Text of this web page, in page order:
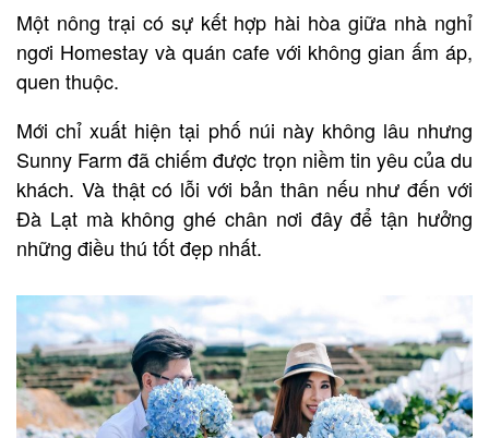
Một nông trại có sự kết hợp hài hòa giữa nhà nghỉ
ngơi Homestay và quán cafe với không gian ấm áp,
quen thuộc.
Mới chỉ xuất hiện tại phố núi này không lâu nhưng
Sunny Farm đã chiếm được trọn niềm tin yêu của du
khách. Và thật có lỗi với bản thân nếu như đến với
Đà Lạt mà không ghé chân nơi đây để tận hưởng
những điều thú tốt đẹp nhất.